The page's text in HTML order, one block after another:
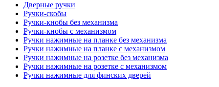
Дверные ручки
Ручки-скобы
Ручки-кнобы без механизма
Ручки-кнобы с механизмом
Ручки нажимные на планке без механизма
Ручки нажимные на планке с механизмом
Ручки нажимные на розетке без механизма
Ручки нажимные на розетке с механизмом
Ручки нажимные для финских дверей